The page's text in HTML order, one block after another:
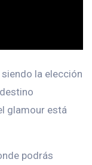
la elección
glamour está
podrás